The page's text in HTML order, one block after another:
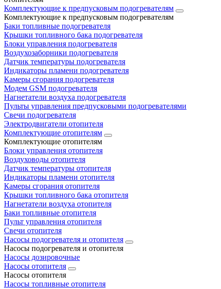
Комплектующие к предпусковым подогревателям
Комплектующие к предпусковым подогревателям
Баки топливные подогревателя
Крышки топливного бака подогревателя
Блоки управления подогревателя
Воздухозаборники подогревателя
Датчик температуры подогревателя
Индикаторы пламени подогревателя
Камеры сгорания подогревателя
Модем GSM подогревателя
Нагнетатели воздуха подогревателя
Пульты управления предпусковыми подогревателями
Свечи подогревателя
Электродвигатели отопителя
Комплектующие отопителям
Комплектующие отопителям
Блоки управления отопителя
Воздуховоды отопителя
Датчик температуры отопителя
Индикаторы пламени отопителя
Камеры сгорания отопителя
Крышки топливного бака отопителя
Нагнетатели воздуха отопителя
Баки топливные отопителя
Пульт управления отопителя
Свечи отопителя
Насосы подогревателя и отопителя
Насосы подогревателя и отопителя
Насосы дозировочные
Насосы отопителя
Насосы отопителя
Насосы топливные отопителя